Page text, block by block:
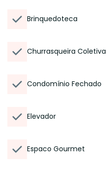
Brinquedoteca
Churrasqueira Coletiva
Condomínio Fechado
Elevador
Espaco Gourmet